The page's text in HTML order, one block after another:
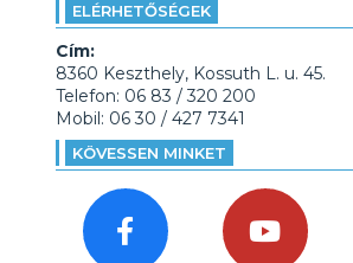
ELÉRHETŐSÉGEK
Cím:
8360 Keszthely, Kossuth L. u. 45.
Telefon: 06 83 / 320 200
Mobil: 06 30 / 427 7341
KÖVESSEN MINKET